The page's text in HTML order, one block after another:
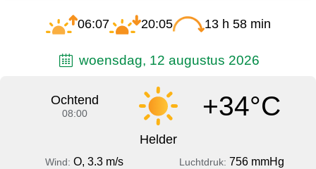
06:07 20:05 13 h 58 min
woensdag, 12 augustus 2026
Ochtend
08:00 +34°C
Helder
Wind: O, 3.3 m/s Luchtdruk: 756 mmHg